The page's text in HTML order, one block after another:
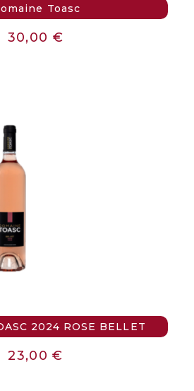
Toasc
30,00 €
2024 ROSE BELLET
23,00€